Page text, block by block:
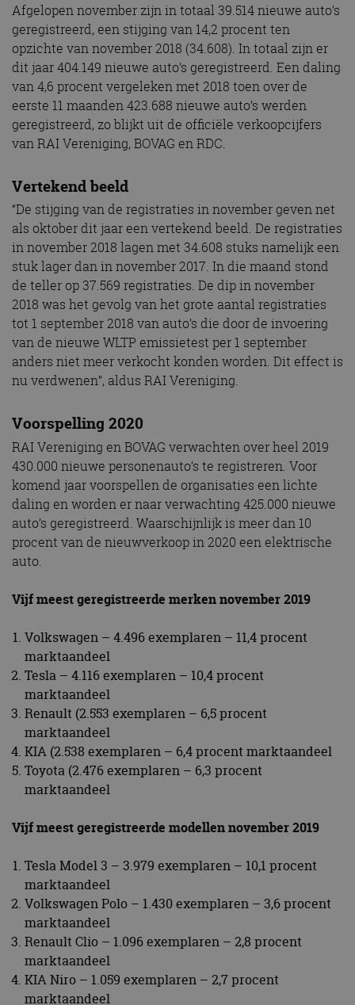
Afgelopen november zijn in totaal 39.514 nieuwe auto’s
geregistreerd, een stijging van 14,2 procent ten
opzichte van november 2018 (34.608). In totaal zijn er
dit jaar 404.149 nieuwe auto’s geregistreerd. Een daling
van 4,6 procent vergeleken met 2018 toen over de
eerste 11 maanden 423.688 nieuwe auto’s werden
geregistreerd, zo blijkt uit de officiële verkoopcijfers
van RAI Vereniging, BOVAG en RDC.
Vertekend beeld
“De stijging van de registraties in november geven net
als oktober dit jaar een vertekend beeld. De registraties
in november 2018 lagen met 34.608 stuks namelijk een
stuk lager dan in november 2017. In die maand stond
de teller op 37.569 registraties. De dip in november
2018 was het gevolg van het grote aantal registraties
tot 1 september 2018 van auto’s die door de invoering
van de nieuwe WLTP emissietest per 1 september
anders niet meer verkocht konden worden. Dit effect is
nu verdwenen”, aldus RAI Vereniging.
Voorspelling 2020
RAI Vereniging en BOVAG verwachten over heel 2019
430.000 nieuwe personenauto’s te registreren. Voor
komend jaar voorspellen de organisaties een lichte
daling en worden er naar verwachting 425.000 nieuwe
auto’s geregistreerd. Waarschijnlijk is meer dan 10
procent van de nieuwverkoop in 2020 een elektrische
auto.
Vijf meest geregistreerde merken november 2019
Volkswagen – 4.496 exemplaren – 11,4 procent
marktaandeel
Tesla – 4.116 exemplaren – 10,4 procent
marktaandeel
Renault (2.553 exemplaren – 6,5 procent
marktaandeel
KIA (2.538 exemplaren – 6,4 procent marktaandeel
Toyota (2.476 exemplaren – 6,3 procent
marktaandeel
Vijf meest geregistreerde modellen november 2019
Tesla Model 3 – 3.979 exemplaren – 10,1 procent
marktaandeel
Volkswagen Polo – 1.430 exemplaren – 3,6 procent
marktaandeel
Renault Clio – 1.096 exemplaren – 2,8 procent
marktaandeel
KIA Niro – 1.059 exemplaren – 2,7 procent
marktaandeel